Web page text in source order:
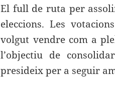
El full de ruta per
eleccions. Les
volgut vendre com a
l’objectiu de
presideix per a seguir